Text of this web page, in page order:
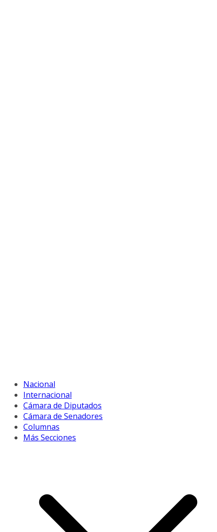
Nacional
Internacional
Cámara de Diputados
Cámara de Senadores
Columnas
Más Secciones